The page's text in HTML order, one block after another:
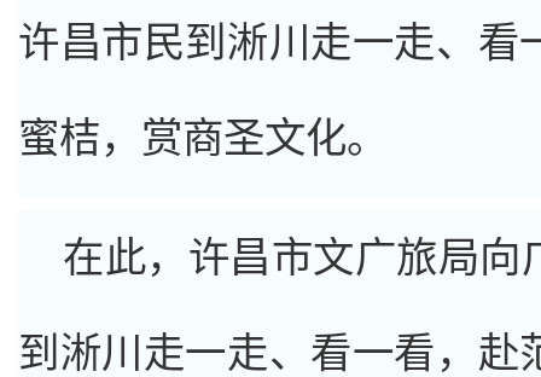
许昌市民到淅川走一走、看
蜜桔，赏商圣文化。
在此，许昌市文广旅局向
到淅川走一走、看一看，赴